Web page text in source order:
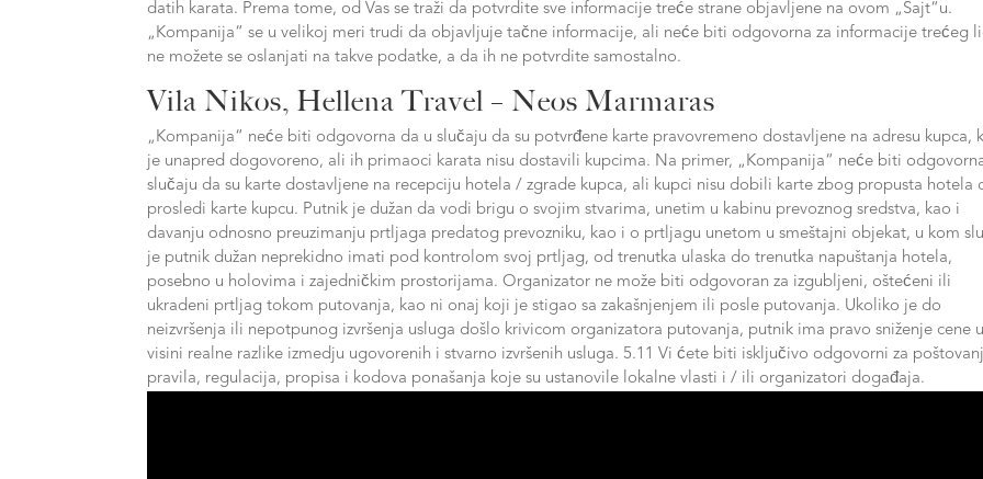
datih karata. Prema tome, od Vas se traži da potvrdite sve informacije treće strane objavljene na ovom „Sajt“u.
„Kompanija“ se u velikoj meri trudi da objavljuje tačne informacije, ali neće biti odgovorna za informacije trećeg
ne možete se oslanjati na takve podatke, a da ih ne potvrdite samostalno.
Vila Nikos, Hellena Travel – Neos Marmaras
„Kompanija“ neće biti odgovorna da u slučaju da su potvrđene karte pravovremeno dostavljene na adresu kupca,
je unapred dogovoreno, ali ih primaoci karata nisu dostavili kupcima. Na primer, „Kompanija“ neće biti
slučaju da su karte dostavljene na recepciju hotela / zgrade kupca, ali kupci nisu dobili karte zbog propusta hotela
prosledi karte kupcu. Putnik je dužan da vodi brigu o svojim stvarima, unetim u kabinu prevoznog sredstva, kao i
davanju odnosno preuzimanju prtljaga predatog prevozniku, kao i o prtljagu unetom u smeštajni objekat, u kom
je putnik dužan neprekidno imati pod kontrolom svoj prtljag, od trenutka ulaska do trenutka napuštanja hotela,
posebno u holovima i zajedničkim prostorijama. Organizator ne može biti odgovoran za izgubljeni, oštećeni ili
ukradeni prtljag tokom putovanja, kao ni onaj koji je stigao sa zakašnjenjem ili posle putovanja. Ukoliko je do
neizvršenja ili nepotpunog izvršenja usluga došlo krivicom organizatora putovanja, putnik ima pravo sniženje cene u
visini realne razlike izmedju ugovorenih i stvarno izvršenih usluga. 5.11 Vi ćete biti isključivo odgovorni za
pravila, regulacija, propisa i kodova ponašanja koje su ustanovile lokalne vlasti i / ili organizatori događaja.